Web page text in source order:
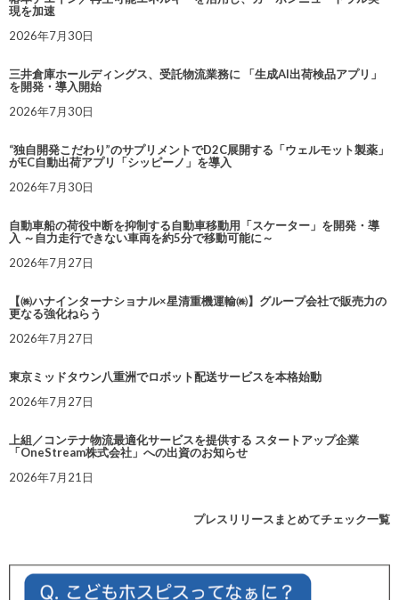
現を加速
2026年7月30日
三井倉庫ホールディングス、受託物流業務に 「生成AI出荷検品アプリ」
を開発・導入開始
2026年7月30日
“独自開発こだわり”のサプリメントでD2C展開する「ウェルモット製薬」
がEC自動出荷アプリ「シッピーノ」を導入
2026年7月30日
自動車船の荷役中断を抑制する自動車移動用「スケーター」を開発・導
入 ～自力走行できない車両を約5分で移動可能に～
2026年7月27日
【㈱ハナインターナショナル×星清重機運輸㈱】グループ会社で販売力の
更なる強化ねらう
2026年7月27日
東京ミッドタウン八重洲でロボット配送サービスを本格始動
2026年7月27日
上組／コンテナ物流最適化サービスを提供する スタートアップ企業
「OneStream株式会社」への出資のお知らせ
2026年7月21日
プレスリリースまとめてチェック一覧